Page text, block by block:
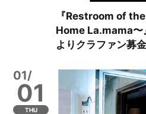
『Restroom of
Home La.mama〜
よりクラファン募
01/
01
THU